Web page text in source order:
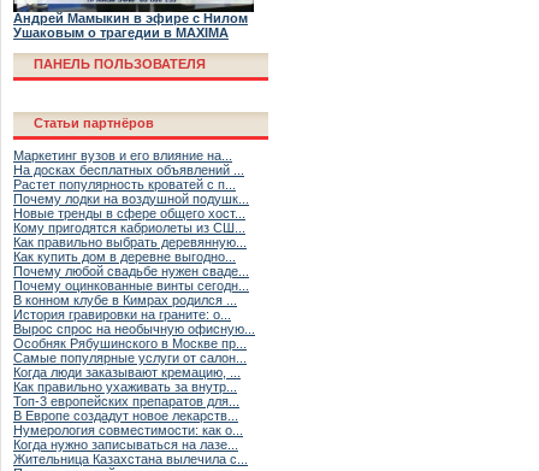
Андрей Мамыкин в эфире с Нилом
Ушаковым о трагедии в MAXIMA
ПАНЕЛЬ ПОЛЬЗОВАТЕЛЯ
Статьи партнёров
Маркетинг вузов и его влияние на...
На досках бесплатных объявлений ...
Растет популярность кроватей с п...
Почему лодки на воздушной подушк...
Новые тренды в сфере общего хост...
Кому пригодятся кабриолеты из СШ...
Как правильно выбрать деревянную...
Как купить дом в деревне выгодно...
Почему любой свадьбе нужен сваде...
Почему оцинкованные винты сегодн...
В конном клубе в Кимрах родился ...
История гравировки на граните: о...
Вырос спрос на необычную офисную...
Особняк Рябушинского в Москве пр...
Самые популярные услуги от салон...
Когда люди заказывают кремацию, ...
Как правильно ухаживать за внутр...
Топ-3 европейских препаратов для...
В Европе создадут новое лекарств...
Нумерология совместимости: как о...
Когда нужно записываться на лазе...
Жительница Казахстана вылечила с...